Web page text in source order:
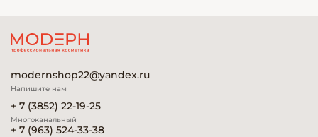
modernshop22@yandex.ru
Напишите нам
+ 7 (3852) 22-19-25
Многоканальный
+ 7 (963) 524-33-38